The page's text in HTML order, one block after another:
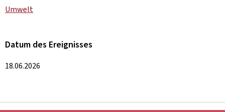
Umwelt
Datum des Ereignisses
18.06.2026